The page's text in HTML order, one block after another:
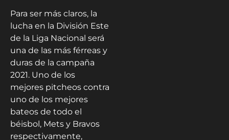
Para ser más claros, la
lucha en la División Este
de la Liga Nacional será
una de las más férreas y
duras de la campaña
2021. Uno de los
mejores pitcheos contra
uno de los mejores
bateos de todo el
béisbol, Mets y Bravos
respectivamente,